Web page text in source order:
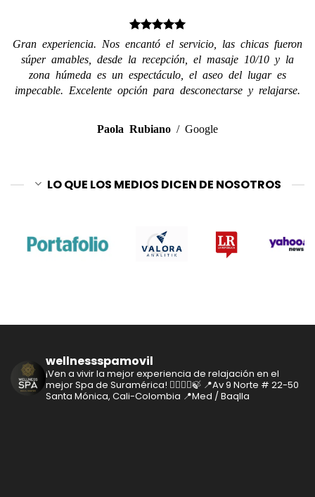
Gran experiencia. Nos encantó el servicio, las chicas fueron
súper amables, desde la recepción, el masaje 10/10 y la
zona húmeda es un espectáculo, el aseo del lugar es
impecable. Excelente opción para desconectarse y relajarse.
Paola Rubiano / Google
LO QUE LOS MEDIOS DICEN DE NOSOTROS
wellnessspamovil
¡Ven a vivir la mejor experiencia de relajación en el
mejor Spa de Suramérica! 🧘‍♂️🧘‍♀️🍃 📍Av 9 Norte # 22-50
Santa Mónica, Cali-Colombia 📍Med / Baqlla